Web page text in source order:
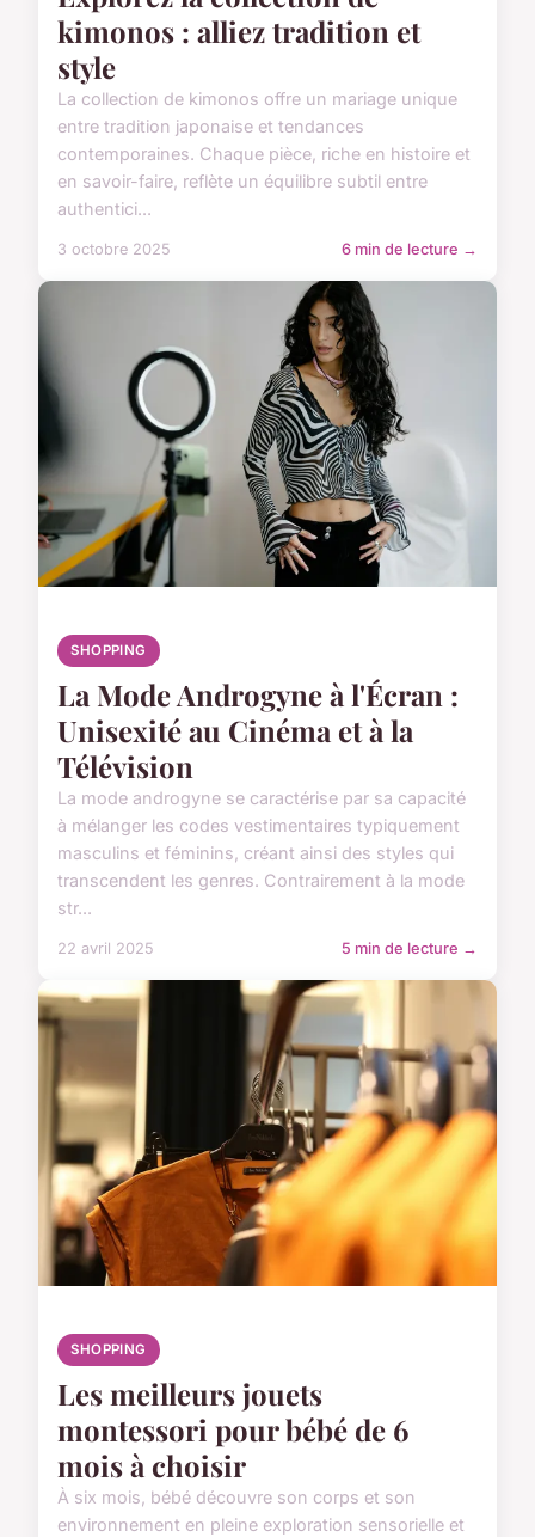
kimonos : alliez tradition et
style
La collection de kimonos offre un mariage unique
entre tradition japonaise et tendances
contemporaines. Chaque pièce, riche en histoire et
en savoir-faire, reflète un équilibre subtil entre
authentici...
3 octobre 2025 6 min de lecture →
SHOPPING
La Mode Androgyne à l'Écran :
Unisexité au Cinéma et à la
Télévision
La mode androgyne se caractérise par sa capacité
à mélanger les codes vestimentaires typiquement
masculins et féminins, créant ainsi des styles qui
transcendent les genres. Contrairement à la mode
str...
22 avril 2025 5 min de lecture →
SHOPPING
Les meilleurs jouets
montessori pour bébé de 6
mois à choisir
À six mois, bébé découvre son corps et son
environnement en pleine exploration sensorielle et